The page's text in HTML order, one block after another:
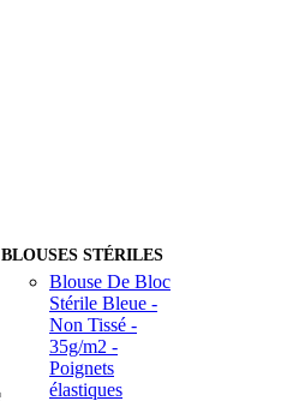
BLOUSES STÉRILES
Blouse De Bloc
Stérile Bleue -
Non Tissé -
35g/m2 -
Poignets
élastiques